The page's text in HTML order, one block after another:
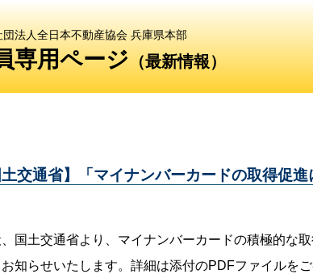
団法人全日本不動産協会 兵庫県本部
専用ページ （最新情報）
土交通省】「マイナンバーカードの取得促進
国土交通省より、マイナンバーカードの積極的な
知らせいたします。詳細は添付のPDFファイルをご